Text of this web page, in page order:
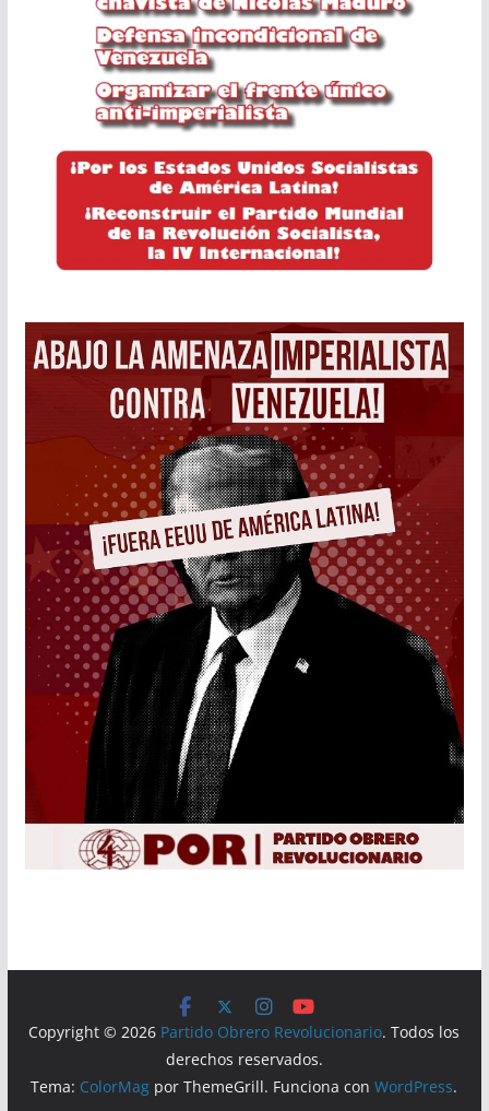
Copyright © 2026 Partido Obrero Revolucionario. Todos los
derechos reservados.
Tema: ColorMag por ThemeGrill. Funciona conWordPress.